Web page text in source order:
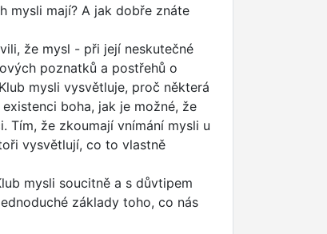
mysli mají? A jak dobře znáte
že mysl - při její neskutečné
poznatků a postřehů o
mysli vysvětluje, proč některá
boha, jak je možné, že
že zkoumají vnímání mysli u
vysvětlují, co to vlastně
mysli soucitně a s důvtipem
základy toho, co nás